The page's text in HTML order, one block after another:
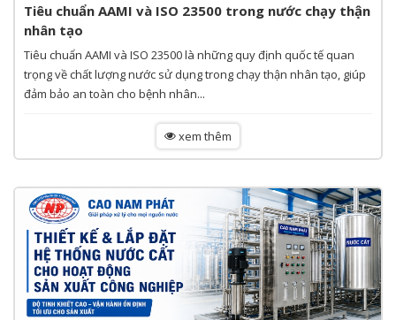
Tiêu chuẩn AAMI và ISO 23500 trong nước chạy thận
nhân tạo
Tiêu chuẩn AAMI và ISO 23500 là những quy định quốc tế quan
trọng về chất lượng nước sử dụng trong chạy thận nhân tạo, giúp
đảm bảo an toàn cho bệnh nhân...
xem thêm